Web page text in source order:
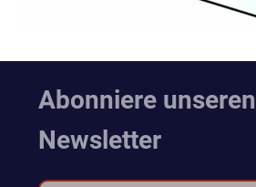
Abonniere unseren
Newsletter